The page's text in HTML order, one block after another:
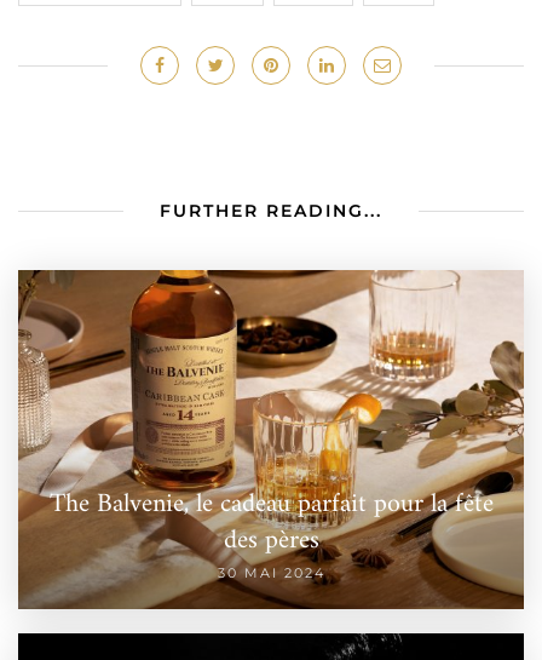
FURTHER READING...
The Balvenie, le cadeau parfait pour la fête
des pères
30 MAI 2024